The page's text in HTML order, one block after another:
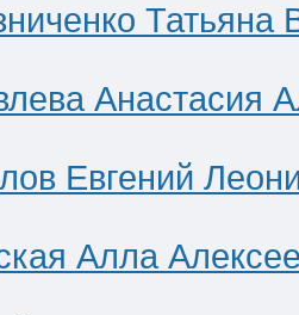
Татьяна
Анастасия
Евгений
Алла